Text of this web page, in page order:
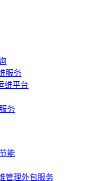
服务
维平台
务
能
管理外包服务